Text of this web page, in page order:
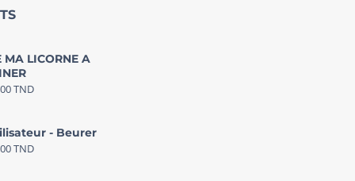
MA LICORNE A
TND
- Beurer
TND